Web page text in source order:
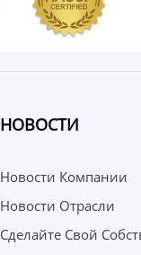
НОВОСТИ
Новости Компании
Новости Отрасли
Сделайте Свой